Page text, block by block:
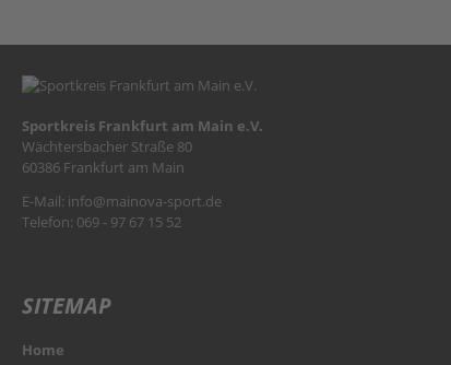
Sportkreis Frankfurt am Main e.V.
Wächtersbacher Straße 80
60386 Frankfurt am Main
E-Mail: info@mainova-sport.de
Telefon: 069 - 97 67 15 52
SITEMAP
Home